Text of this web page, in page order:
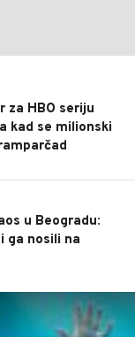
za HBO seriju
kad se milionski
u Beogradu:
ga nosili na